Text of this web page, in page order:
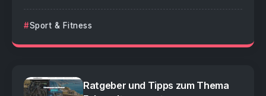
Sport & Fitness
Ratgeber und Tipps zum Thema